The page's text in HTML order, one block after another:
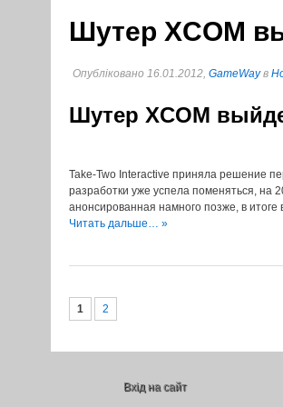
Шутер XCOM
Опубліковано 16.01.2012, GameWayв
Шутер XCOM
Take-Two Interactive приняла решение
разработки уже успела поменяться, на
анонсированная намного позже, в
Читать дальше… »
1 2
Вхід на сайт